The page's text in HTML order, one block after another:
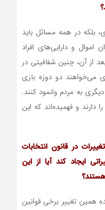
بلکه در همه مسائل باید
و دارایی‌های افراد
از آن، چنین شفافیتی در
می‌خواهند دو دوزه بازی
به مردم وانمود کنند.
دارند و فهمیده‌اند که این
در قانون انتخابات
ایجاد کند آیا از این
همین تغییر برخی قوانین